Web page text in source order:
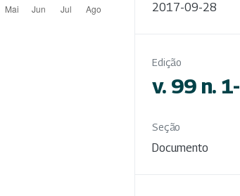
2017-09-28
Edição
v. 99 n.
Seção
Documento